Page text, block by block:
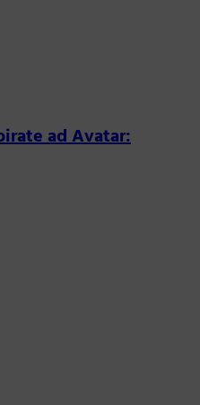
ad Avatar: